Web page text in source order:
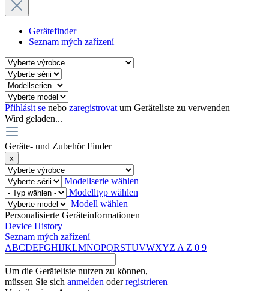
Gerätefinder
Seznam mých zařízení
Přihlásit se nebo zaregistrovat um Geräteliste zu verwenden
Wird geladen...
Geräte- und Zubehör Finder
x
Modellserie wählen
Modelltyp wählen
Modell wählen
Personalisierte Geräteinformationen
Device History
Seznam mých zařízení
ABCDEFGHIJKLMNOPQRSTUVWXYZ A Z 0 9
Um die Geräteliste nutzen zu können,
müssen Sie sich anmelden oderregistrieren